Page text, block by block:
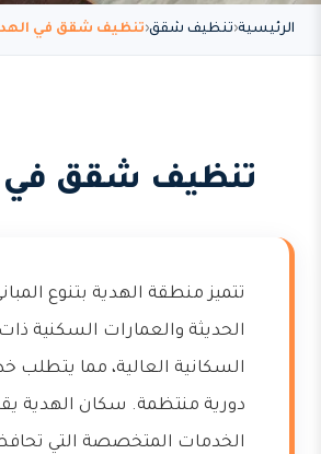
الرئيسية تنظيف شقق تنظيف شقق في
تنظيف شقق في
تتميز منطقة الهدية بتنوع
الحديثة والعمارات السكنية ذات
السكانية العالية، مما
دورية منتظمة. سكان الهدية
الخدمات المتخصصة التي